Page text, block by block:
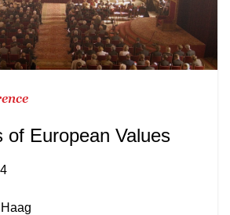
of European Values